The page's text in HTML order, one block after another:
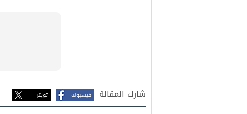
شارك المقالة فيسبوك تويتر